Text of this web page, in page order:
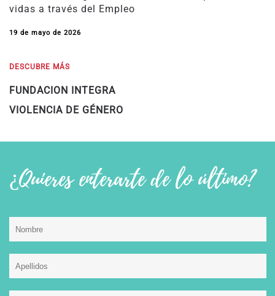
vidas a través del Empleo
19 de mayo de 2026
DESCUBRE MÁS
FUNDACION INTEGRA
VIOLENCIA DE GÉNERO
¿Quieres enterarte de lo último?